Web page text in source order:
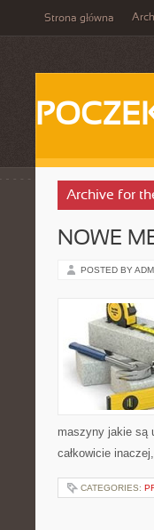
Strona główna
Archive for
NOWE
POSTED BY
maszyny jakie są
całkowicie
CATEGORIES: